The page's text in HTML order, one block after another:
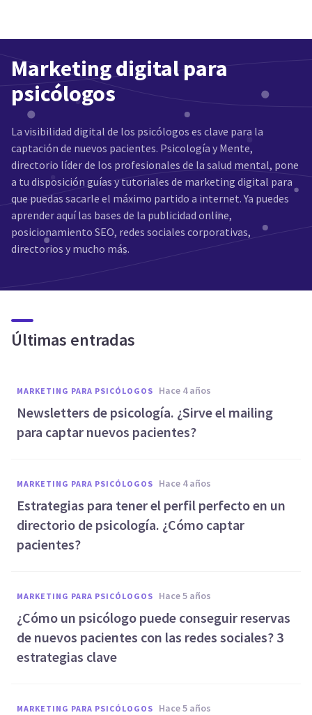
Marketing digital para
psicólogos
La visibilidad digital de los psicólogos es clave para la
captación de nuevos pacientes. Psicología y Mente,
directorio líder de los profesionales de la salud mental, pone
a tu disposición guías y tutoriales de marketing digital para
que puedas sacarle el máximo partido a internet. Ya puedes
aprender aquí las bases de la publicidad online,
posicionamiento SEO, redes sociales corporativas,
directorios y mucho más.
Últimas entradas
MARKETING PARA PSICÓLOGOS hace 4 años
Newsletters de psicología. ¿Sirve el mailing
para captar nuevos pacientes?
MARKETING PARA PSICÓLOGOS hace 4 años
Estrategias para tener el perfil perfecto en un
directorio de psicología. ¿Cómo captar
pacientes?
MARKETING PARA PSICÓLOGOS hace 5 años
¿Cómo un psicólogo puede conseguir reservas
de nuevos pacientes con las redes sociales? 3
estrategias clave
MARKETING PARA PSICÓLOGOS hace 5 años